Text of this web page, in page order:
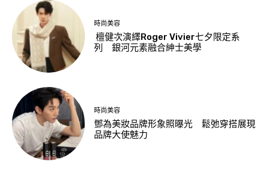
時尚美容
檀健次演繹Roger Vivier七夕限定系
列 銀河元素融合紳士美學
時尚美容
鄧為美妝品牌形象照曝光 鬆弛穿搭展現
品牌大使魅力